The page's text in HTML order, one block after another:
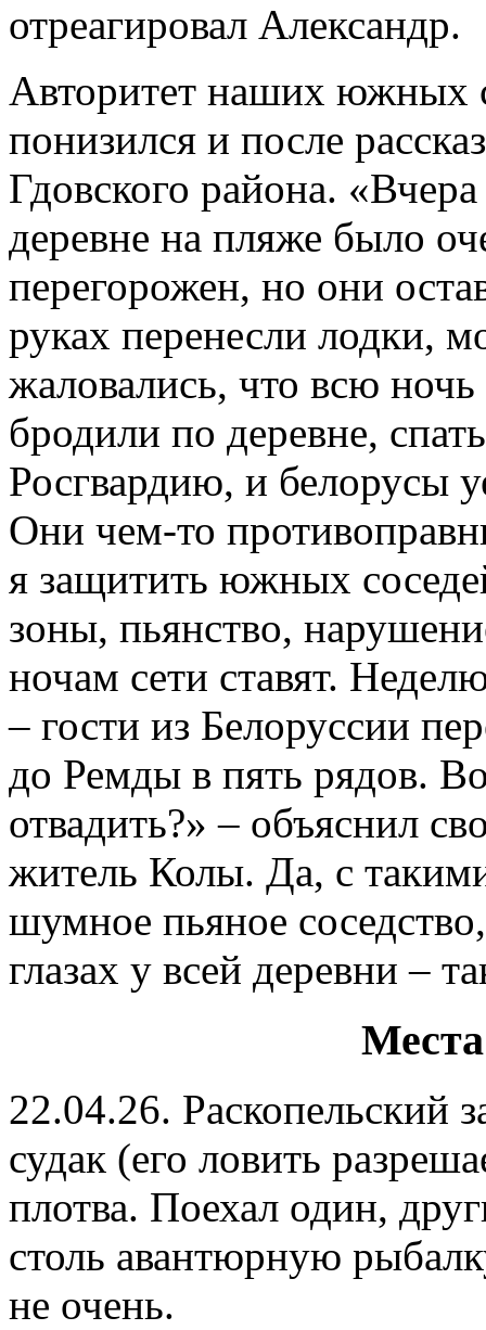
отреагировал Александр.
Авторитет наших южных
понизился и после
Гдовского района.
деревне на пляже было
перегорожен, но они
руках перенесли лодки,
жаловались, что всю
бродили по деревне,
Росгвардию, и белорусы
Они чем-то
я защитить южных
зоны, пьянство,
ночам сети ставят.
– гости из Белоруссии
до Ремды в пять рядов.
отвадить?» – объяснил
житель Колы. Да, с
шумное пьяное
глазах у всей деревни –
22.04.26. Раскопельский
судак (его ловить
плотва. Поехал один,
столь авантюрную
не очень.